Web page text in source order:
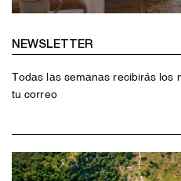
NEWSLETTER
Todas las semanas recibirás los
tu correo